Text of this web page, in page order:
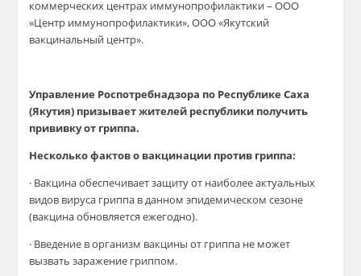
коммерческих центрах иммунопрофилактики – ООО
«Центр иммунопрофилактики», ООО «Якутский
вакцинальный центр».
Управление Роспотребнадзора по Республике Саха
(Якутия) призывает жителей республики получить
прививку от гриппа.
Несколько фактов о вакцинации против гриппа:
· Вакцина обеспечивает защиту от наиболее актуальных
видов вируса гриппа в данном эпидемическом сезоне
(вакцина обновляется ежегодно).
· Введение в организм вакцины от гриппа не может
вызвать заражение гриппом.